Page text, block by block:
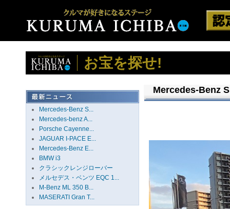
お宝を探せ!
Mercedes-Benz S...
Mercedes-benz A...
Porsche Cayenne...
JAGUAR I-PACE E...
Mercedes-Benz E...
BMW i3
クラシックレンジローバー
メルセデス・ベンツ EQC 1...
M-Benz ML 350 B...
MASERATI Gran T...
Mercedes-Benz